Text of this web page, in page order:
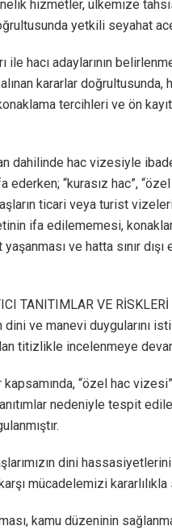
hizmetler, ülkemize
yetkili seyahat
hacı adaylarının
kararlar doğrultusunda,
tercihleri ve ön
dahilinde hac vizesiyle
“kurasız hac”,
ticari veya turist
ifa edilememesi,
ve hatta sınır
TANITIMLAR VE
dini ve manevi duygularını
titizlikle incelenmeye
kapsamında, “özel hac
tanıtımlar nedeniyle tespit
dini
mücadelemizi
kamu düzeninin